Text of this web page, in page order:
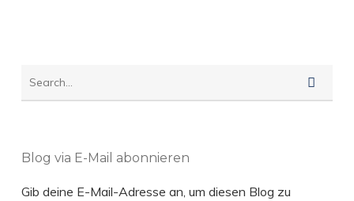
Blog via E-Mail abonnieren
Gib deine E-Mail-Adresse an, um diesen Blog zu